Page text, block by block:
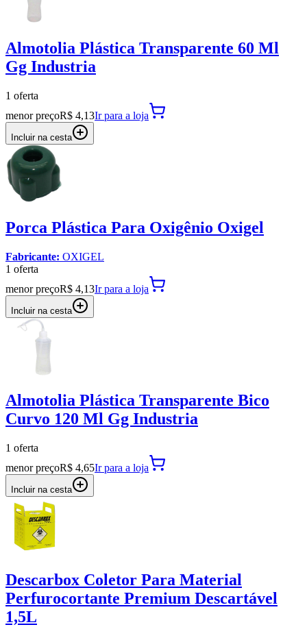
Almotolia Plástica Transparente 60 Ml
Gg Industria
1 oferta
menor preçoR$ 4,13Ir para a loja
Incluir na cesta
Porca Plástica Para Oxigênio Oxigel
Fabricante: OXIGEL
1 oferta
menor preçoR$ 4,13Ir para a loja
Incluir na cesta
Almotolia Plástica Transparente Bico
Curvo 120 Ml Gg Industria
1 oferta
menor preçoR$ 4,65Ir para a loja
Incluir na cesta
Descarbox Coletor Para Material
Perfurocortante Premium Descartável
1,5L